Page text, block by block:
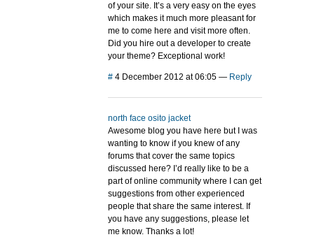
of your site. It’s a very easy on the eyes
which makes it much more pleasant for
me to come here and visit more often.
Did you hire out a developer to create
your theme? Exceptional work!
# 4 December 2012 at 06:05 — Reply
north face osito jacket
Awesome blog you have here but I was
wanting to know if you knew of any
forums that cover the same topics
discussed here? I’d really like to be a
part of online community where I can get
suggestions from other experienced
people that share the same interest. If
you have any suggestions, please let
me know. Thanks a lot!